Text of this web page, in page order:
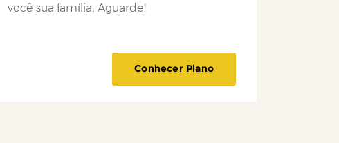
você sua família. Aguarde!
Conhecer Plano